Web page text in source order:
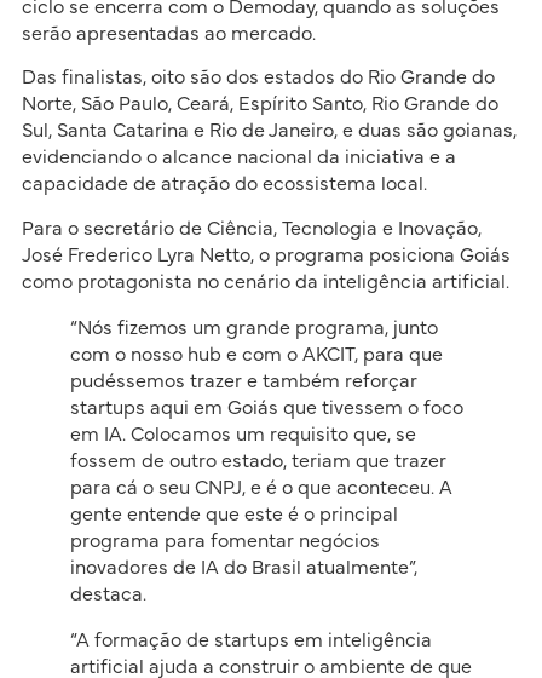
ciclo se encerra com o Demoday, quando as soluções
serão apresentadas ao mercado.
Das finalistas, oito são dos estados do Rio Grande do
Norte, São Paulo, Ceará, Espírito Santo, Rio Grande do
Sul, Santa Catarina e Rio de Janeiro, e duas são goianas,
evidenciando o alcance nacional da iniciativa e a
capacidade de atração do ecossistema local.
Para o secretário de Ciência, Tecnologia e Inovação,
José Frederico Lyra Netto, o programa posiciona Goiás
como protagonista no cenário da inteligência artificial.
“Nós fizemos um grande programa, junto
com o nosso hub e com o AKCIT, para que
pudéssemos trazer e também reforçar
startups aqui em Goiás que tivessem o foco
em IA. Colocamos um requisito que, se
fossem de outro estado, teriam que trazer
para cá o seu CNPJ, e é o que aconteceu. A
gente entende que este é o principal
programa para fomentar negócios
inovadores de IA do Brasil atualmente”,
destaca.
“A formação de startups em inteligência
artificial ajuda a construir o ambiente de que